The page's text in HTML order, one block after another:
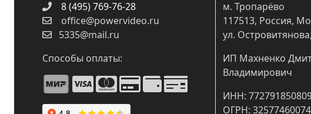
8 (495) 769-76-28
office@powervideo.ru
5335@mail.ru
Способы оплаты:
м. Тропарёво
117513, Россия,
ул.
ИП Махненко
Владимирович
ИНН:
ОГРН: